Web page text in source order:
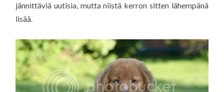
jännittäviä uutisia, mutta niistä kerron sitten lähempänä
lisää.